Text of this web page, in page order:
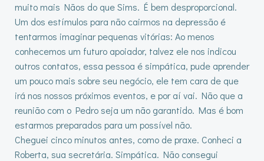
muito mais Nãos do que Sims. É bem desproporcional.
Um dos estímulos para não cairmos na depressão é
tentarmos imaginar pequenas vitórias: Ao menos
conhecemos um futuro apoiador, talvez ele nos indicou
outros contatos, essa pessoa é simpática, pude aprender
um pouco mais sobre seu negócio, ele tem cara de que
irá nos nossos próximos eventos, e por aí vai. Não que a
reunião com o Pedro seja um não garantido. Mas é bom
estarmos preparados para um possível não.
Cheguei cinco minutos antes, como de praxe. Conheci a
Roberta, sua secretária. Simpática. Não consegui